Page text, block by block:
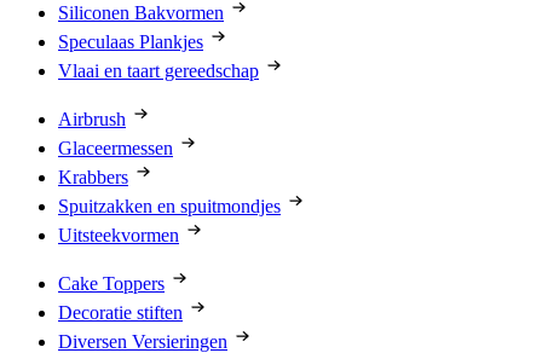
Siliconen Bakvormen
Speculaas Plankjes
Vlaai en taart gereedschap
Airbrush
Glaceermessen
Krabbers
Spuitzakken en spuitmondjes
Uitsteekvormen
Cake Toppers
Decoratie stiften
Diversen Versieringen